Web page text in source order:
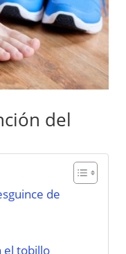
del
de
el tobillo